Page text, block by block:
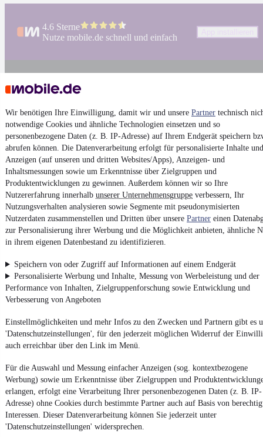
Wir benötigen Ihre Einwilligung, damit wir und unsere Partner technisch
notwendige Cookies und ähnliche Technologien einsetzen und so
personenbezogene Daten (z. B. IP-Adresse) auf Ihrem Endgerät speichern
abrufen können. Die Datenverarbeitung erfolgt für personalisierte Inhalte und
Anzeigen (auf unseren und dritten Websites/Apps), Anzeigen- und
Inhaltsmessungen sowie um Erkenntnisse über Zielgruppen und
Produktentwicklungen zu gewinnen. Außerdem können wir so Ihre
Nutzererfahrung innerhalb unserer Unternehmensgruppe verbessern, Ihr
Nutzungsverhalten analysieren sowie Segmente mit pseudonymisierten
Nutzerdaten zusammenstellen und Dritten über unsere Partner einen
zur Personalisierung ihrer Werbung und die Möglichkeit anbieten, ähnliche
in ihrem eigenen Datenbestand zu identifizieren.
Speichern von oder Zugriff auf Informationen auf einem Endgerät
Personalisierte Werbung und Inhalte, Messung von Werbeleistung und der
Performance von Inhalten, Zielgruppenforschung sowie Entwicklung und
Verbesserung von Angeboten
Einstellmöglichkeiten und mehr Infos zu den Zwecken und Partnern gibt es
'Datenschutzeinstellungen', für den jederzeit möglichen Widerruf der
auch erreichbar über den Link im Menü.
Für die Auswahl und Messung einfacher Anzeigen (sog. kontextbezogene
Werbung) sowie um Erkenntnisse über Zielgruppen und
erlangen, erfolgt eine Verarbeitung Ihrer personenbezogenen Daten (z. B. IP-
Adresse) ohne Cookies durch bestimmte Partner auch auf Basis von
Interessen. Dieser Datenverarbeitung können Sie jederzeit unter
'Datenschutzeinstellungen' widersprechen.
4.6 Sterne
Nutze mobile.de schnell und einfach
Vertrag widerrufen
Datenschutz
Datenschutzeinstellungen
Erklärung zur Barrierefreiheit
Report Security Vulnerability (English)
Powered by
Besuchemobile.de